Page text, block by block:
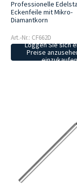
Professionelle
Eckenfeile mit Mikro-
Diamantkorn
Art.-Nr.: CF662D
Loggen Sie sich
Preise
einzukaufen